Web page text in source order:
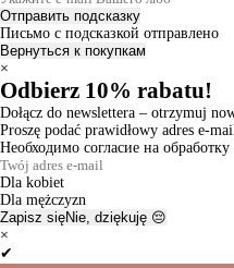
Отправить подсказку
Письмо с подсказкой отправлено
Вернуться к покупкам
×
Odbierz 10% rabatu!
Dołącz do newslettera – otrzymuj
Proszę podać prawidłowy adres e-
Необходимо согласие на
Dla kobiet
Dla mężczyzn
Zapisz sięNie, dziękuję 😔
×
✔